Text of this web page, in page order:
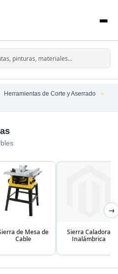
Herramientas de Corte y Aserrado
de Mesa de
Cable
Sierra Caladora
Inalámbrica
→